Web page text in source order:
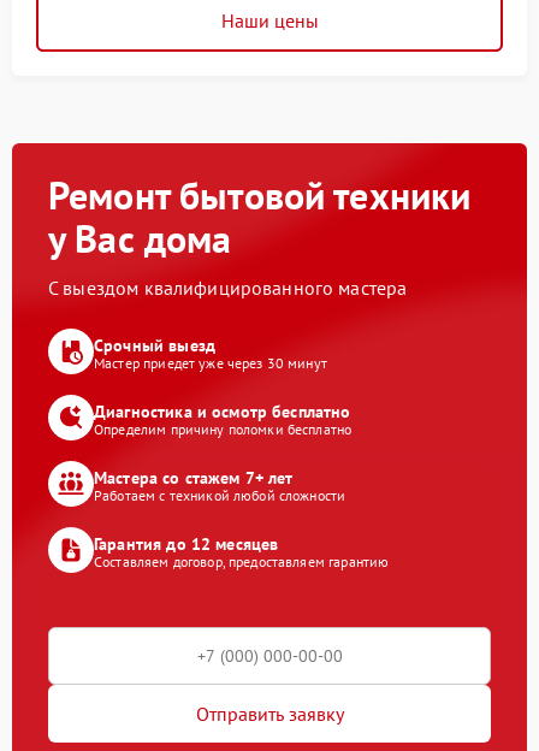
Наши цены
Ремонт бытовой техники
у Вас дома
С выездом квалифицированного мастера
Срочный выезд
Мастер приедет уже через 30 минут
Диагностика и осмотр бесплатно
Определим причину поломки бесплатно
Мастера со стажем 7+ лет
Работаем с техникой любой сложности
Гарантия до 12 месяцев
Составляем договор, предоставляем гарантию
Отправить заявку